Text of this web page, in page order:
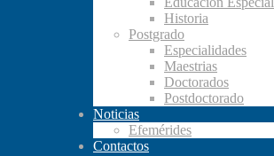
Historia
Postgrado
Especialidades
Maestrias
Doctorados
Postdoctorado
Noticias
Efemérides
Contactos